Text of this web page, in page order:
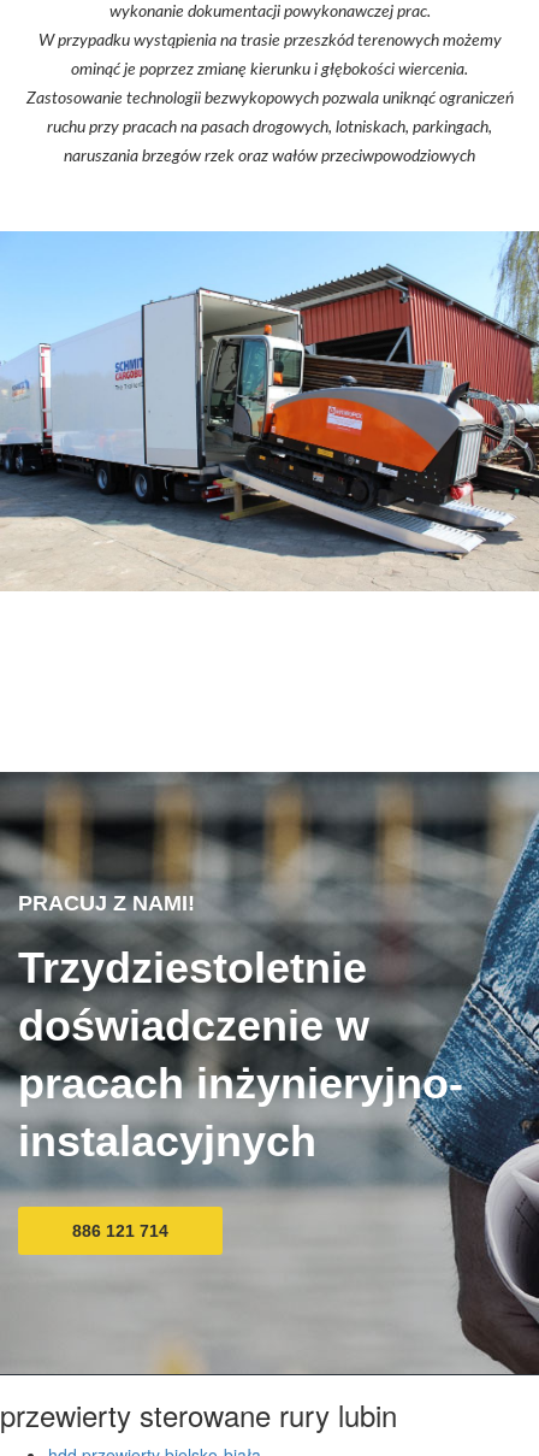
wykonanie dokumentacji powykonawczej prac.
W przypadku wystąpienia na trasie przeszkód terenowych możemy
ominąć je poprzez zmianę kierunku i głębokości wiercenia.
Zastosowanie technologii bezwykopowych pozwala uniknąć ograniczeń
ruchu przy pracach na pasach drogowych, lotniskach, parkingach,
naruszania brzegów rzek oraz wałów przeciwpowodziowych
PRACUJ Z NAMI!
Trzydziestoletnie
doświadczenie w
pracach inżynieryjno-
instalacyjnych
886 121 714
przewierty sterowane rury lubin